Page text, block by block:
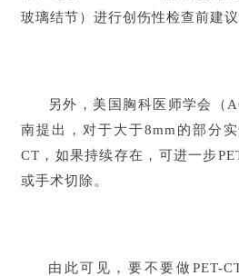
玻璃结节）进行创伤性检查前建议
另外，美国胸科医师学会（
南提出，对于大于8mm的部分
CT，如果持续存在，可进一步
或手术切除。
由此可见，要不要做PET-